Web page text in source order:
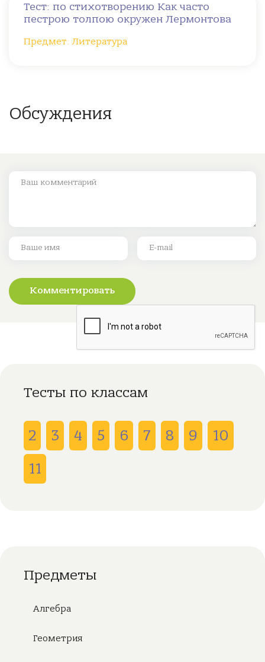
Тест: по стихотворению Как часто
пестрою толпою окружен Лермонтова
Предмет: Литература
Обсуждения
Комментировать
Тесты по классам
2 3 4 5 6 7 8 9
10
11
Предметы
Алгебра
Геометрия